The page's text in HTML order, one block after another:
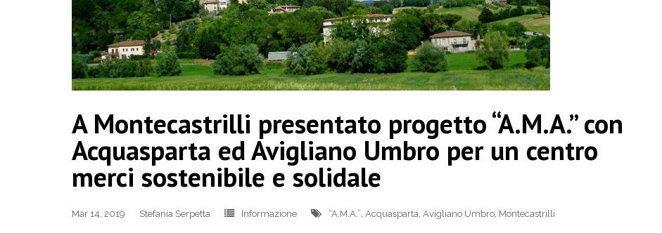
A Montecastrilli presentato progetto “A.M.A.” con
Acquasparta ed Avigliano Umbro per un centro
merci sostenibile e solidale
Mar 14, 2019 Stefania Serpetta Informazione “A.M.A.”, Acquasparta, Avigliano Umbro, Montecastrilli